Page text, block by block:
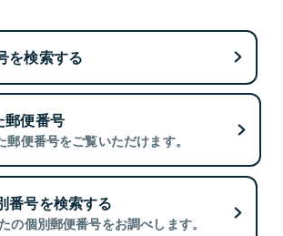
を検索する
郵便番号
便番号をご覧いただけます。
番号を検索する
の個別郵便番号をお調べします。